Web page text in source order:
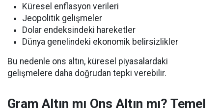
Küresel enflasyon verileri
Jeopolitik gelişmeler
Dolar endeksindeki hareketler
Dünya genelindeki ekonomik belirsizlikler
Bu nedenle ons altın, küresel piyasalardaki
gelişmelere daha doğrudan tepki verebilir.
Gram Altın mı Ons Altın mı? Temel